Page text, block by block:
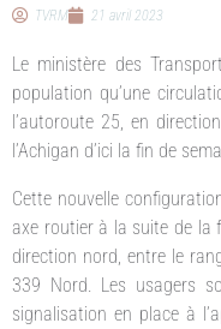
TVRM 21 avril 2023
Le ministère des
population qu’une
l’autoroute 25, en
l’Achigan d’ici la fin de
Cette nouvelle
axe routier à la suite de la
direction nord, entre le
339 Nord. Les usagers
signalisation en place à